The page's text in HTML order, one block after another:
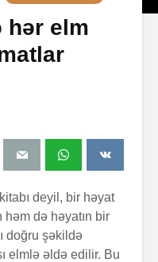
hər elm
deyil, bir həyat
həm də həyatın bir
doğru şəkildə
elmlə əldə edilir. Bu